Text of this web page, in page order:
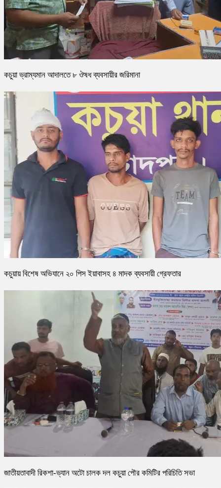
কচুয়া ভ্রাম্যমান আদালতে ৮ ঔষধ ব্যবসায়ীর জরিমানা
কচুয়ায় বিশেষ অভিযানে ২০ পিস ইয়াবাসহ ৪ মাদক ব্যবসায়ী গ্রেফতার
জাতীয়তাবাদী রিকশা-ভ্যান অটো চালক দল কচুয়া পৌর কমিটির পরিচিতি সভা